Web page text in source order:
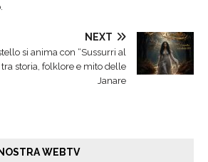
NEXT
si anima con “Sussurri al
tra storia, folklore e mito delle
Janare
WEBTV